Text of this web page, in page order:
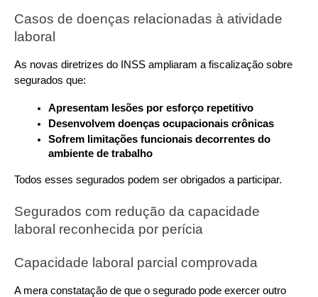
Casos de doenças relacionadas à atividade
laboral
As novas diretrizes do INSS ampliaram a fiscalização sobre
segurados que:
Apresentam lesões por esforço repetitivo
Desenvolvem doenças ocupacionais crônicas
Sofrem limitações funcionais decorrentes do
ambiente de trabalho
Todos esses segurados podem ser obrigados a participar.
Segurados com redução da capacidade
laboral reconhecida por perícia
Capacidade laboral parcial comprovada
A mera constatação de que o segurado pode exercer outro